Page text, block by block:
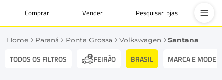
Comprar Vender Pesquisar lojas
Home Paraná Ponta Grossa Volkswagen Santana
TODOS OS FILTROS FEIRÃO BRASIL MARCA E